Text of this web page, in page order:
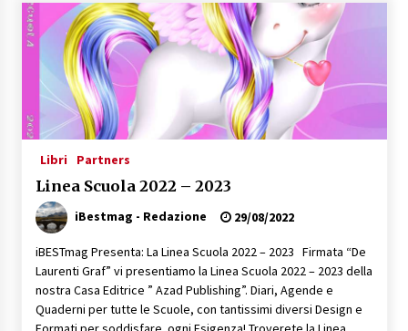
Speciale – Cinque Risi Italiani Top
04/03/2019
Speciale Vini Rosè Italiani
31/07/2018
Libri Partners
Linea Scuola 2022 – 2023
iBestmag - Redazione 29/08/2022
iBESTmag Presenta: La Linea Scuola 2022 – 2023 Firmata “De
Laurenti Graf” vi presentiamo la Linea Scuola 2022 – 2023 della
nostra Casa Editrice ” Azad Publishing”. Diari, Agende e
Quaderni per tutte le Scuole, con tantissimi diversi Design e